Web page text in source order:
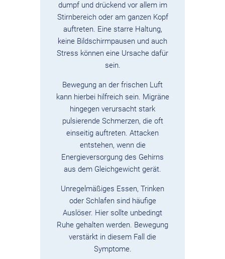
dumpf und drückend vor allem im
Stirnbereich oder am ganzen Kopf
auftreten. Eine starre Haltung,
keine Bildschirmpausen und auch
Stress können eine Ursache dafür
sein.
Bewegung an der frischen Luft
kann hierbei hilfreich sein. Migräne
hingegen verursacht stark
pulsierende Schmerzen, die oft
einseitig auftreten. Attacken
entstehen, wenn die
Energieversorgung des Gehirns
aus dem Gleichgewicht gerät.
Unregelmäßiges Essen, Trinken
oder Schlafen sind häufige
Auslöser. Hier sollte unbedingt
Ruhe gehalten werden. Bewegung
verstärkt in diesem Fall die
Symptome.